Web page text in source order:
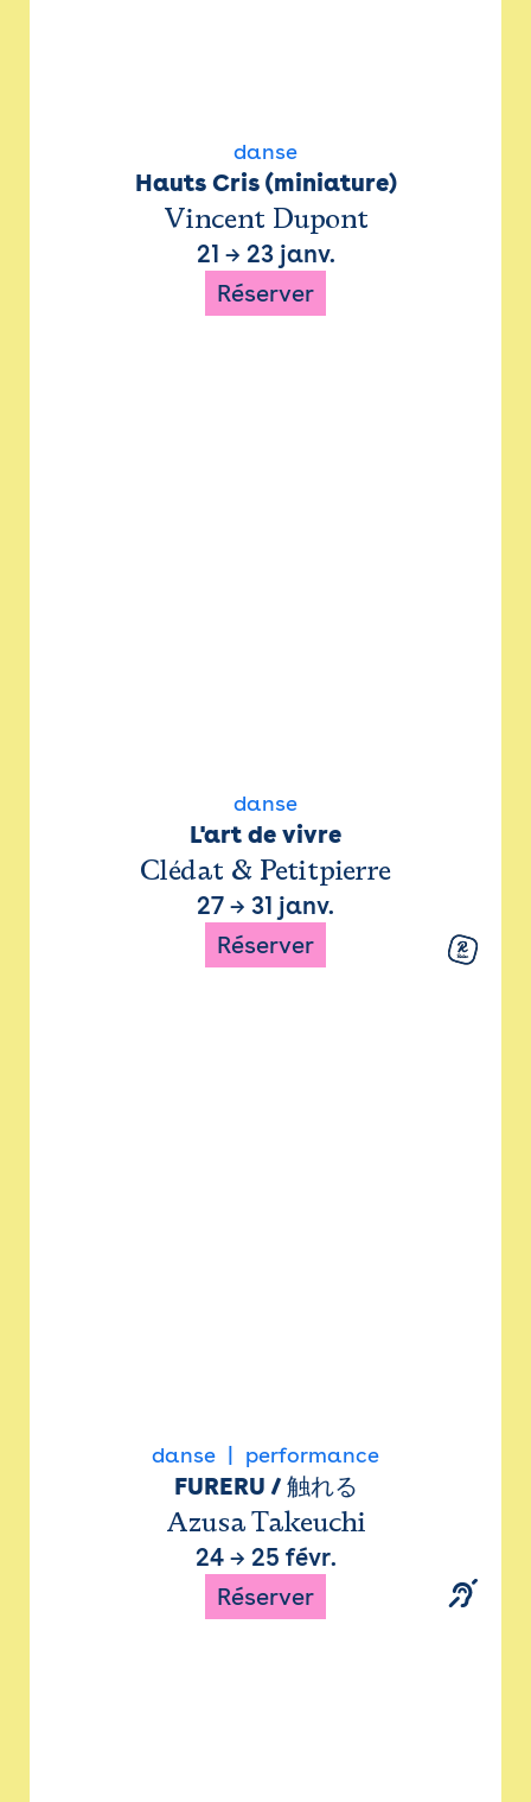
danse
Hauts Cris (miniature)
Vincent Dupont
21 → 23 janv.
Réserver
danse
L'art de vivre
Clédat & Petitpierre
27 → 31 janv.
Réserver
danse performance
FURERU / 触れる
Azusa Takeuchi
24→ 25 févr.
Réserver